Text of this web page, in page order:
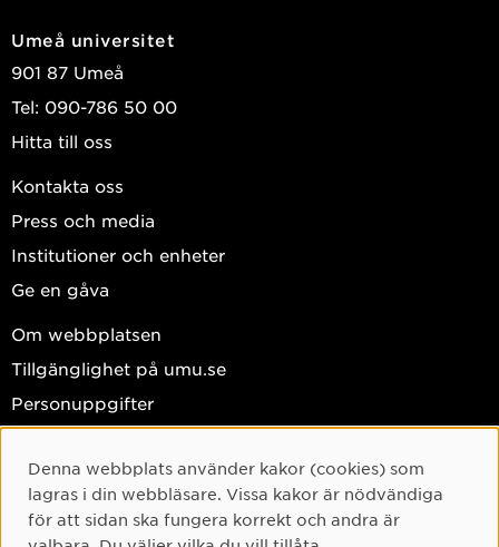
Umeå universitet
901 87 Umeå
Tel: 090-786 50 00
Hitta till oss
Kontakta oss
Press och media
Institutioner och enheter
Ge en gåva
Om webbplatsen
Tillgänglighet på umu.se
Personuppgifter
Facebook
Instagram
Cookie-samtycke
Denna webbplats använder kakor (cookies) som
lagras i din webbläsare. Vissa kakor är nödvändiga
för att sidan ska fungera korrekt och andra är